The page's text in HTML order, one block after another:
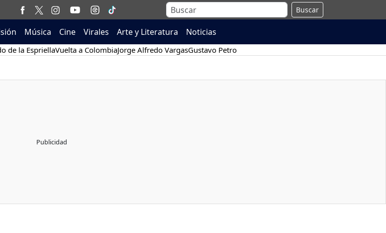
Buscar
Música Cine Virales Arte y Literatura Noticias
de la EspriellaVuelta a ColombiaJorge Alfredo VargasGustavo Petro